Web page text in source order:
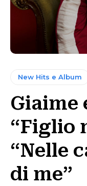
New Hits e Album
Giaime
“Figlio
“Nelle
di me”